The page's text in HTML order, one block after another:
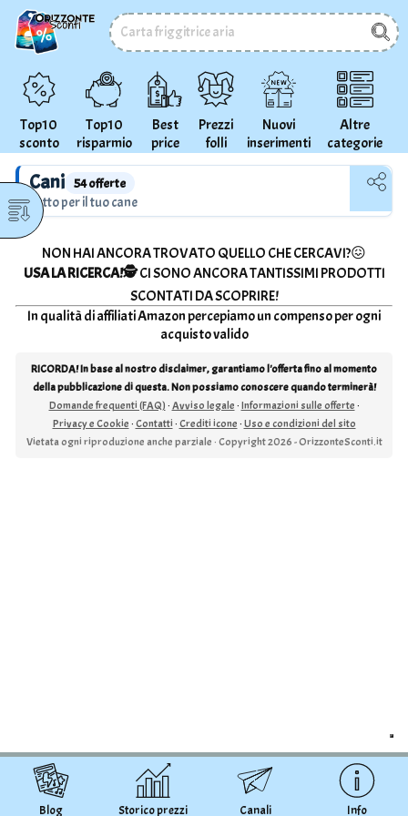
Top10
sconto
Top10
risparmio
Best
price
Prezzi
folli
Nuovi
inserimenti
Altre
categorie
Blog Storico prezzi Canali Info
Cani 54 offerte
Tutto per il tuo cane
NON HAI ANCORA TROVATO QUELLO CHE CERCAVI?😖
USA LA RICERCA!🕵CI SONO ANCORA TANTISSIMI PRODOTTI
SCONTATI DA SCOPRIRE!
In qualità di affiliati Amazon percepiamo un compenso per ogni
acquisto valido
RICORDA! In base al nostro disclaimer, garantiamo l'offerta fino al momento
della pubblicazione di questa. Non possiamo conoscere quando terminerà!
Domande frequenti (FAQ)·Avviso legale·Informazioni sulle offerte·
Privacy e Cookie·Contatti·Crediti icone·Uso e condizioni del sito
Vietata ogni riproduzione anche parziale · Copyright 2026 - OrizzonteSconti.it